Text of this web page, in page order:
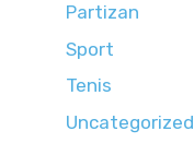
Partizan
Sport
Tenis
Uncategorized